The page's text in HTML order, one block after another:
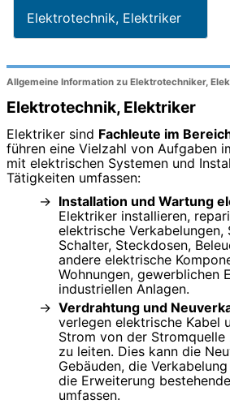
Elektrotechnik, Elektriker
Allgemeine Information zu Elektrotechniker,
Elektrotechnik, Elektriker
Elektriker sind Fachleute im
führen eine Vielzahl von Aufgaben
mit elektrischen Systemen und
Tätigkeiten umfassen:
Installation und Wartung
Elektriker installieren,
elektrische Verkabelungen,
Schalter, Steckdosen,
andere elektrische
Wohnungen, gewerblichen
industriellen Anlagen.
Verdrahtung und
verlegen elektrische Kabel
Strom von der Stromquelle
zu leiten. Dies kann die
Gebäuden, die
die Erweiterung
umfassen.